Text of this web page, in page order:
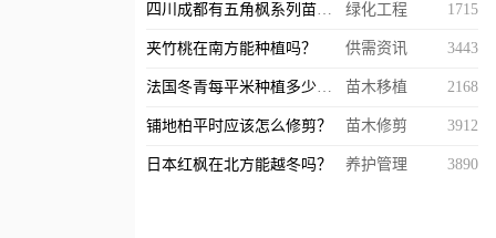
四川成都有五角枫系列苗木基地吗？ 绿化工程 1715
夹竹桃在南方能种植吗？ 供需资讯 3443
法国冬青每平米种植多少株？ 苗木移植 2168
铺地柏平时应该怎么修剪？ 苗木修剪 3912
日本红枫在北方能越冬吗？ 养护管理 3890